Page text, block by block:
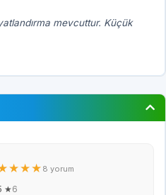
mevcuttur. Küçük
8 yorum
★6